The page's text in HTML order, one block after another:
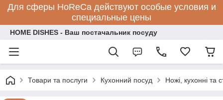
Для сферы HoReCa действуют особые условия и
специальные цены
HOME DISHES - Ваш постачальник посуду
Товари та послуги Кухонний посуд Ножі, кухонні та